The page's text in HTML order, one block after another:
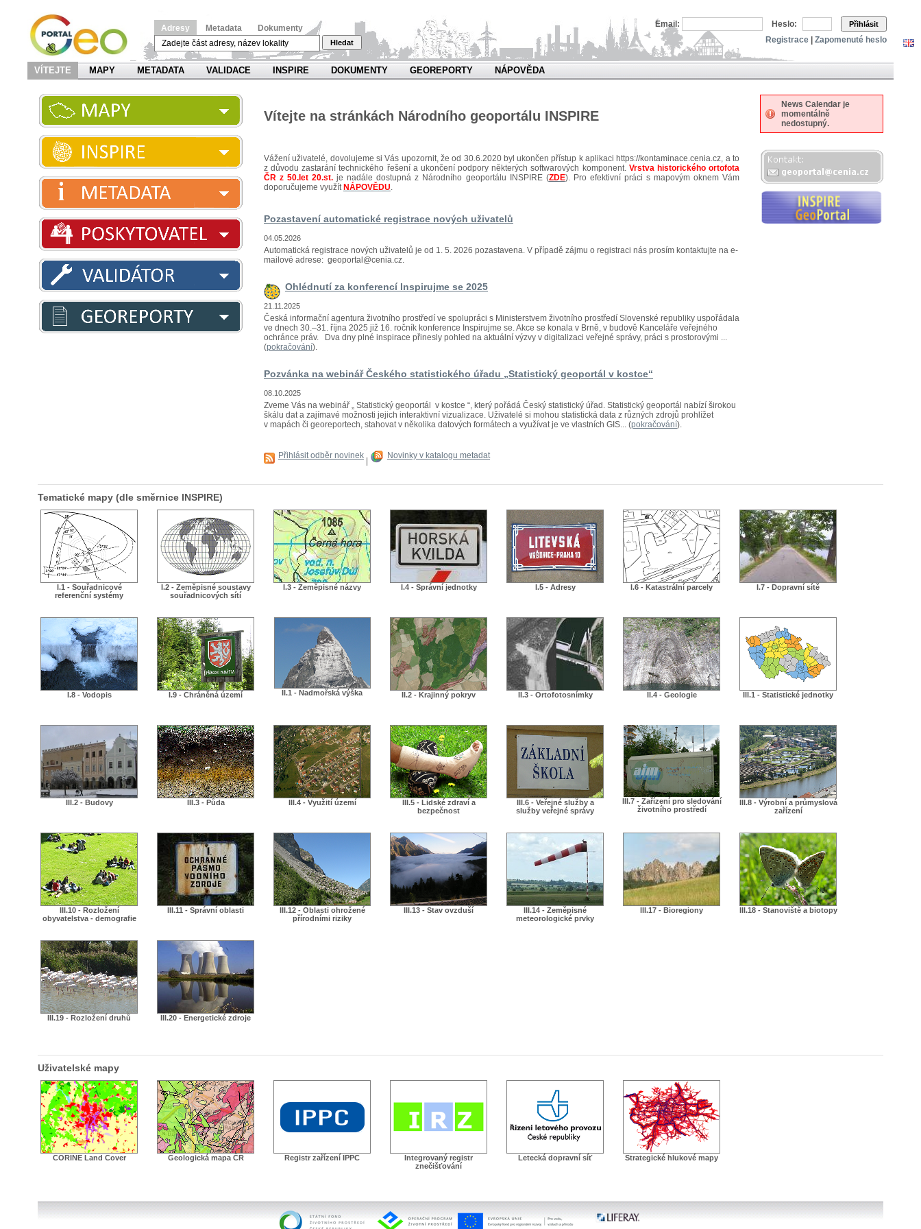
Adresy Metadata Dokumenty
Hledat
Email: Heslo: Přihlásit
Registrace Zapomenuté heslo
VÍTEJTE MAPY METADATA VALIDACE INSPIRE DOKUMENTY GEOREPORTY NÁPOVĚDA
Vítejte na stránkách Národního geoportálu INSPIRE
Vážení uživatelé, dovolujeme si Vás upozornit, že od 30.6.2020 byl ukončen přístup k aplikaci https://kontaminace.cenia.cz, a to
z důvodu zastarání technického řešení a ukončení podpory některých softwarových komponent. Vrstva historického ortofota
ČR z 50.let 20.st. je nadále dostupná z Národního geoportálu INSPIRE (ZDE). Pro efektivní práci s mapovým oknem Vám
doporučujeme využít NÁPOVĚDU
Pozastavení automatické registrace nových uživatelů
04.05.2026
Automatická registrace nových uživatelů je od 1. 5. 2026 pozastavena. V případě zájmu o registraci nás prosím kontaktujte na e-
mailové adrese: geoportal@cenia.cz.
Ohlédnutí za konferencí Inspirujme se 2025
21.11.2025
Česká informační agentura životního prostředí ve spolupráci s Ministerstvem životního prostředí Slovenské republiky uspořádala
ve dnech 30.–31. října 2025 již 16. ročník konference Inspirujme se. Akce se konala v Brně, v budově Kanceláře veřejného
ochránce práv. Dva dny plné inspirace přinesly pohled na aktuální výzvy v digitalizaci veřejné správy, práci s prostorovými ...
(pokračování).
Pozvánka na webinář Českého statistického úřadu „Statistický geoportál v kostce“
08.10.2025
Zveme Vás na webinář „ Statistický geoportál v kostce “, který pořádá Český statistický úřad. Statistický geoportál nabízí širokou
škálu dat a zajímavé možnosti jejich interaktivní vizualizace. Uživatelé si mohou statistická data z různých zdrojů prohlížet
v mapách či georeportech, stahovat v několika datových formátech a využívat je ve vlastních GIS... (pokračování).
Přihlásit odběr novinek
|
Novinky v katalogu metadat
News Calendar je
momentálně
nedostupný.
Tematické mapy (dle směrnice INSPIRE)
I.1 - Souřadnicové
referenční systémy
I.2 - Zeměpisné soustavy
souřadnicových sítí
I.3 - Zeměpisné názvy I.4 - Správní jednotky I.5 - Adresy I.6 - Katastrální parcely I.7 - Dopravní sítě
I.8 - Vodopis I.9 - Chráněná území II.1 - Nadmořská výška II.2 - Krajinný pokryv II.3 - Ortofotosnímky II.4 - Geologie III.1 - Statistické jednotky
III.2 - Budovy III.3 - Půda III.4 - Využití území
III.5 - Lidské zdraví a
bezpečnost
III.6 - Veřejné služby a
služby veřejné správy
III.7 - Zařízení pro sledování
životního prostředí
III.8 - Výrobní a průmyslová
zařízení
III.10 - Rozložení
obyvatelstva - demografie
III.11 - Správní oblasti
III.12 - Oblasti ohrožené
přírodními riziky
III.13 - Stav ovzduší
III.14 - Zeměpisné
meteorologické prvky
III.17 - Bioregiony III.18 - Stanoviště a biotopy
III.19 - Rozložení druhů III.20 - Energetické zdroje
Uživatelské mapy
CORINE Land Cover Geologická mapa ČR Registr zařízení IPPC
Integrovaný registr
znečišťování
Letecká dopravní síť Strategické hlukové mapy